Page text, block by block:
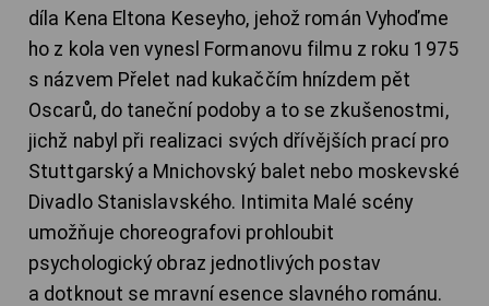
díla Kena Eltona Keseyho, jehož román Vyhoďme
ho z kola ven vynesl Formanovu filmu z roku 1975
s názvem Přelet nad kukaččím hnízdem pět
Oscarů, do taneční podoby a to se zkušenostmi,
jichž nabyl při realizaci svých dřívějších prací pro
Stuttgarský a Mnichovský balet nebo moskevské
Divadlo Stanislavského. Intimita Malé scény
umožňuje choreografovi prohloubit
psychologický obraz jednotlivých postav
a dotknout se mravní esence slavného románu.